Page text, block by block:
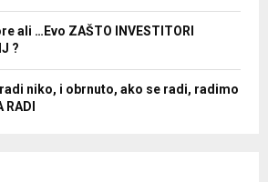
ali …Evo ZAŠTO INVESTITORI
?
niko, i obrnuto, ako se radi, radimo
RADI